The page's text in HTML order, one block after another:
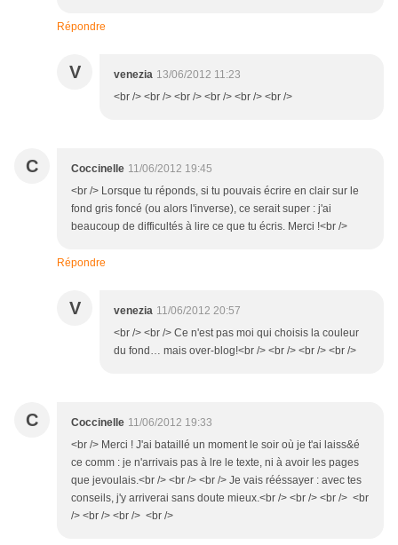
Répondre
V venezia 13/06/2012 11:23
<br /> <br /> <br /> <br /> <br /> <br />
C Coccinelle 11/06/2012 19:45
<br /> Lorsque tu réponds, si tu pouvais écrire en clair sur le
fond gris foncé (ou alors l'inverse), ce serait super : j'ai
beaucoup de difficultés à lire ce que tu écris. Merci !<br />
Répondre
V venezia 11/06/2012 20:57
<br /> <br /> Ce n'est pas moi qui choisis la couleur
du fond… mais over-blog!<br /> <br /> <br /> <br />
C Coccinelle 11/06/2012 19:33
<br /> Merci ! J'ai bataillé un moment le soir où je t'ai laiss&é
ce comm : je n'arrivais pas à lre le texte, ni à avoir les pages
que jevoulais.<br /> <br /> <br /> Je vais rééssayer : avec tes
conseils, j'y arriverai sans doute mieux.<br /> <br /> <br /> <br
/> <br /> <br /> <br />